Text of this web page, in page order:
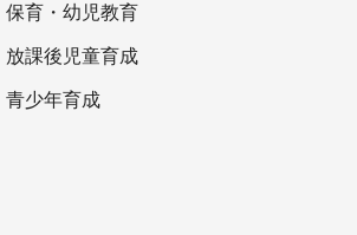
保育・幼児教育
放課後児童育成
青少年育成